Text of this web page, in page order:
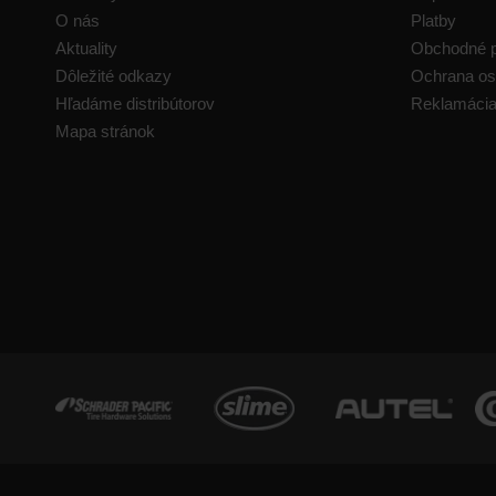
O nás
Aktuality
Dôležité odkazy
Hľadáme distribútorov
Mapa stránok
Platby
Obchodné
Ochrana
Reklamácia